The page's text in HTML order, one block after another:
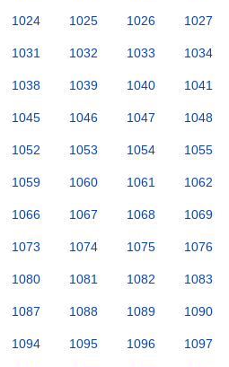
1024 1025 1026 1027
1031 1032 1033 1034
1038 1039 1040 1041
1045 1046 1047 1048
1052 1053 1054 1055
1059 1060 1061 1062
1066 1067 1068 1069
1073 1074 1075 1076
1080 1081 1082 1083
1087 1088 1089 1090
1094 1095 1096 1097